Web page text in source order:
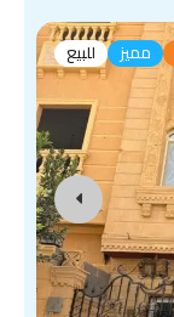
للبيع مميز